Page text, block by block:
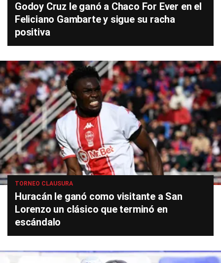
Godoy Cruz le ganó a Chaco For Ever en el
Feliciano Gambarte y sigue su racha
positiva
TORNEO CLAUSURA
Huracán le ganó como visitante a San
Lorenzo un clásico que terminó en
escándalo